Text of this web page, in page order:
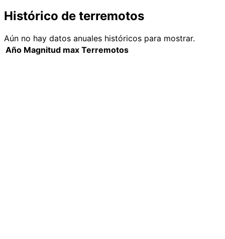
Histórico de terremotos
Aún no hay datos anuales históricos para mostrar.
Año Magnitud max Terremotos